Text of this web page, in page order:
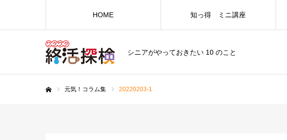
シニアがやっておきたい 10 のこと
HOME 知っ得 ミニ講座
元気！コラム集 20220203-1